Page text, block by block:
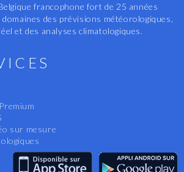
francophone fort de 25 années
des prévisions météorologiques,
et des analyses climatologiques.
sur mesure